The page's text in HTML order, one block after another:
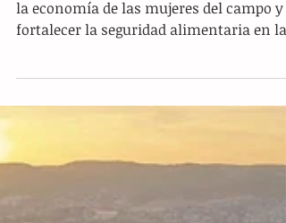
Villaflores.- En un esfuerzo por impulsar
la economía de las mujeres del campo y
comunidades rurales, la presidenta
municipal de Villaflores, Valeria Rosales
Los Ángeles, ubicado en la zona de la
presidenta del DIF Municipal, Margarita